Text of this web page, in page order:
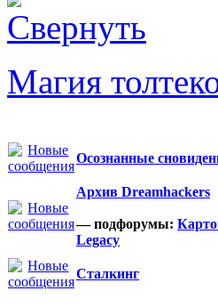
Магия
Осознанные
Архив Dreamhackers
— подфорумы:
Legacy
Сталкинг